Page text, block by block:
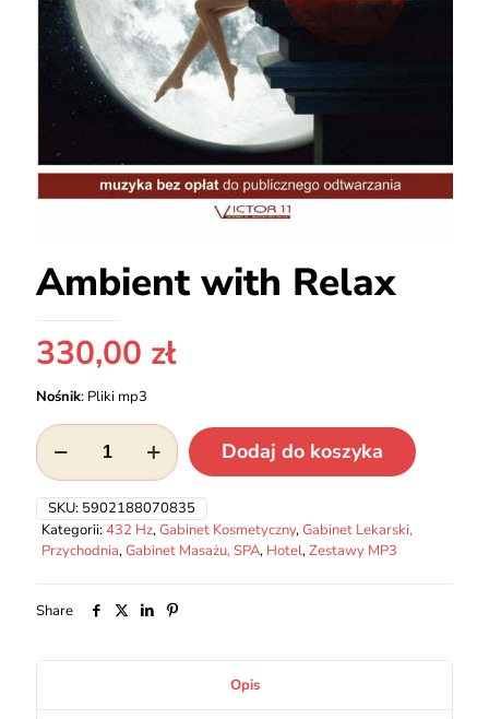
Ambient with Relax
330,00 zł
Nośnik: Pliki mp3
ilość
Ambient
with
Relax
Dodaj do koszyka
SKU: 5902188070835
Kategorii:432 Hz,Gabinet Kosmetyczny,Gabinet Lekarski,
Przychodnia,Gabinet Masażu, SPA, Hotel,Zestawy MP3
Share
Opis